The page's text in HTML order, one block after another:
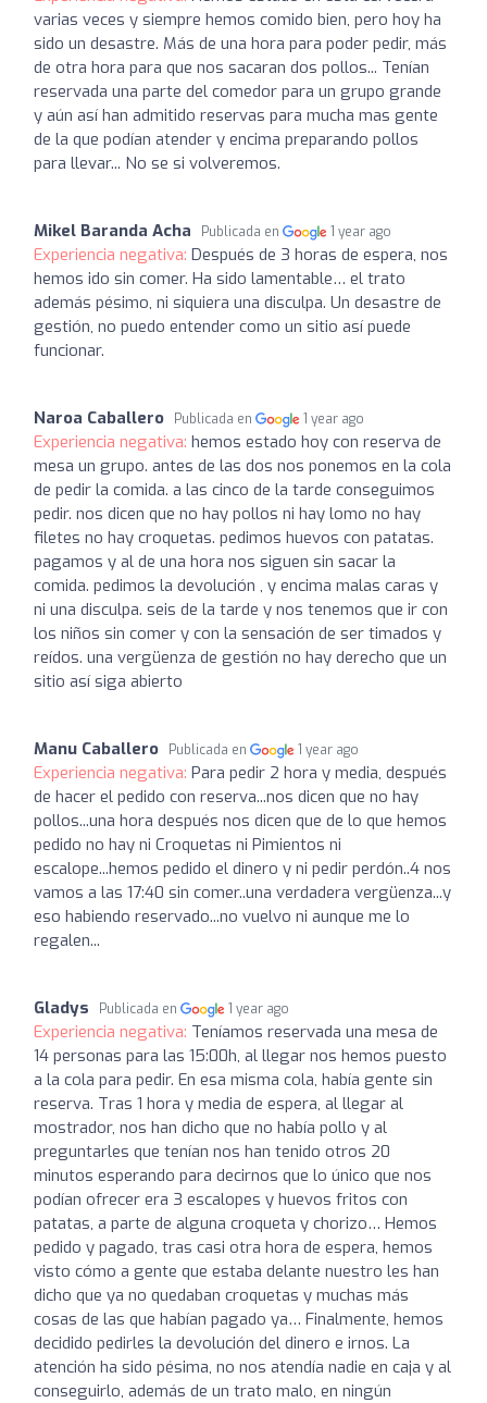
varias veces y siempre hemos comido bien, pero hoy ha
sido un desastre. Más de una hora para poder pedir, más
de otra hora para que nos sacaran dos pollos... Tenían
reservada una parte del comedor para un grupo grande
y aún así han admitido reservas para mucha mas gente
de la que podían atender y encima preparando pollos
para llevar... No se si volveremos.
Mikel Baranda Acha Publicada en 1 year ago
Experiencia negativa: Después de 3 horas de espera, nos
hemos ido sin comer. Ha sido lamentable… el trato
además pésimo, ni siquiera una disculpa. Un desastre de
gestión, no puedo entender como un sitio así puede
funcionar.
Naroa Caballero Publicada en 1 year ago
Experiencia negativa: hemos estado hoy con reserva de
mesa un grupo. antes de las dos nos ponemos en la cola
de pedir la comida. a las cinco de la tarde conseguimos
pedir. nos dicen que no hay pollos ni hay lomo no hay
filetes no hay croquetas. pedimos huevos con patatas.
pagamos y al de una hora nos siguen sin sacar la
comida. pedimos la devolución , y encima malas caras y
ni una disculpa. seis de la tarde y nos tenemos que ir con
los niños sin comer y con la sensación de ser timados y
reídos. una vergüenza de gestión no hay derecho que un
sitio así siga abierto
Manu Caballero Publicada en 1 year ago
Experiencia negativa: Para pedir 2 hora y media, después
de hacer el pedido con reserva...nos dicen que no hay
pollos...una hora después nos dicen que de lo que hemos
pedido no hay ni Croquetas ni Pimientos ni
escalope...hemos pedido el dinero y ni pedir perdón..4 nos
vamos a las 17:40 sin comer..una verdadera vergüenza...y
eso habiendo reservado...no vuelvo ni aunque me lo
regalen...
Gladys Publicada en 1 year ago
Experiencia negativa: Teníamos reservada una mesa de
14 personas para las 15:00h, al llegar nos hemos puesto
a la cola para pedir. En esa misma cola, había gente sin
reserva. Tras 1 hora y media de espera, al llegar al
mostrador, nos han dicho que no había pollo y al
preguntarles que tenían nos han tenido otros 20
minutos esperando para decirnos que lo único que nos
podían ofrecer era 3 escalopes y huevos fritos con
patatas, a parte de alguna croqueta y chorizo… Hemos
pedido y pagado, tras casi otra hora de espera, hemos
visto cómo a gente que estaba delante nuestro les han
dicho que ya no quedaban croquetas y muchas más
cosas de las que habían pagado ya… Finalmente, hemos
decidido pedirles la devolución del dinero e irnos. La
atención ha sido pésima, no nos atendía nadie en caja y al
conseguirlo, además de un trato malo, en ningún